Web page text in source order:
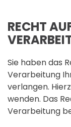
RECHT
Sie haben das
Verarbeitung
verlangen.
wenden. Das
Verarbeitung